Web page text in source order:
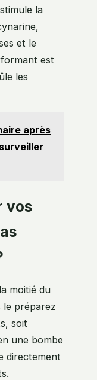
la
et le
est
les
après
vos
moitié du
le préparez
soit
une bombe
directement